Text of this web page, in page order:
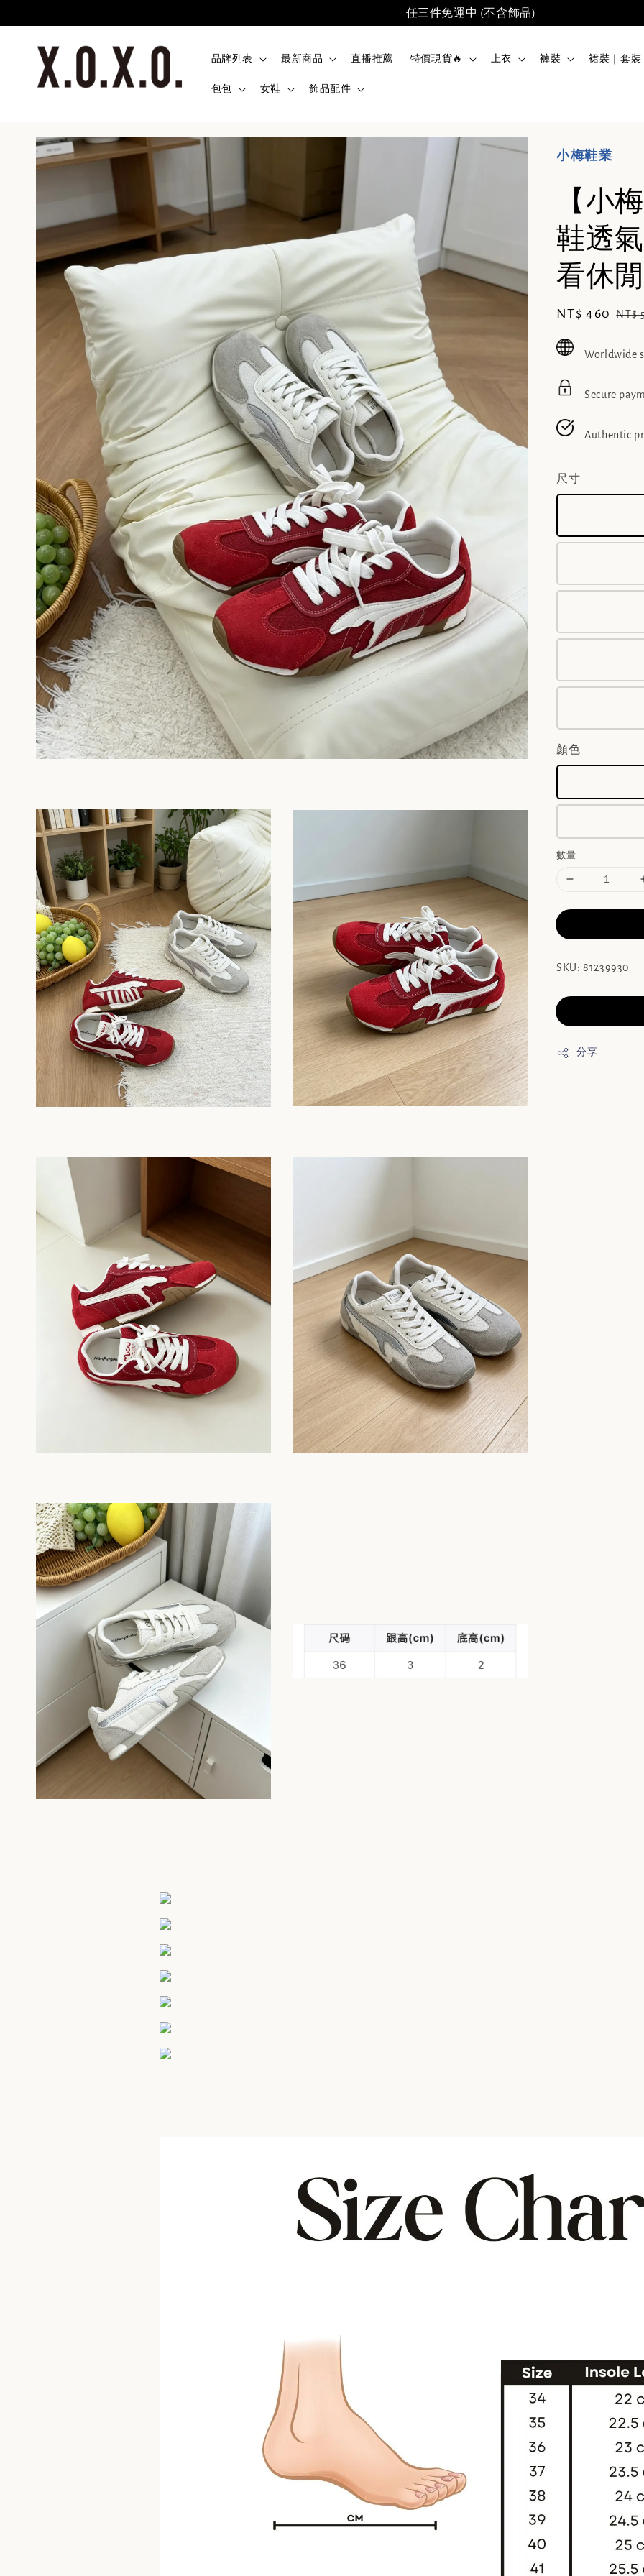
任三件免運中 (不含飾品)
品牌列表 最新商品 直播推薦 特價現貨🔥 上衣 褲裝 裙裝｜套裝
包包 女鞋 飾品配件
小梅鞋業
【小
鞋透
看休閒
Sale
NT$ 460 NT$
Worldwide
Secure
Authentic
尺寸
顏色
數量
SKU: 81239930
分享